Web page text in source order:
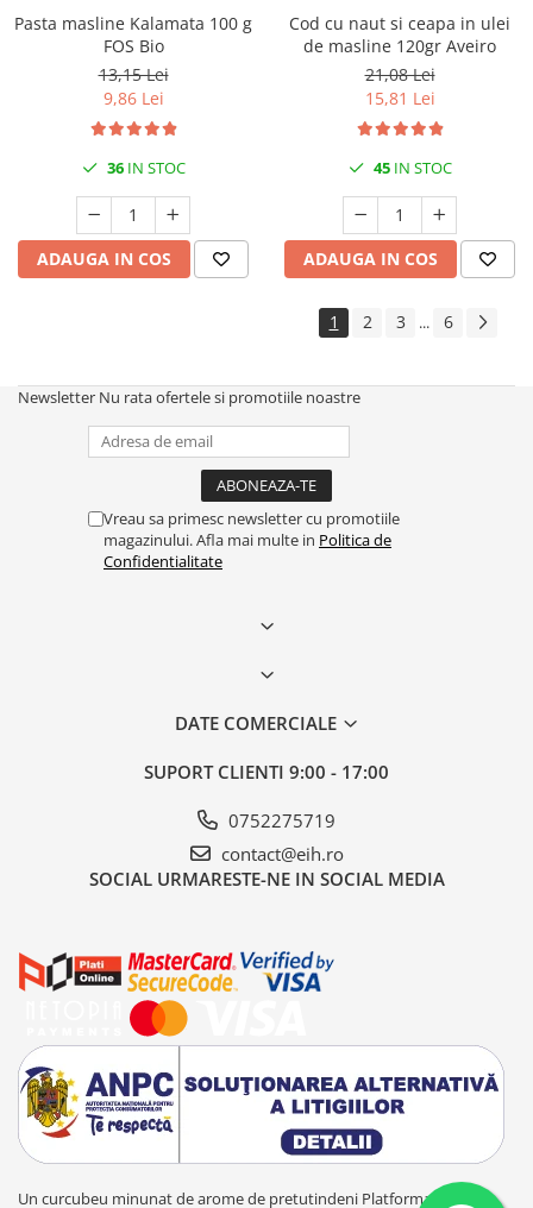
Pasta masline Kalamata 100 g
FOS Bio
13,15 Lei
9,86 Lei
36IN STOC
ADAUGA IN COS
Cod cu naut si ceapa in ulei
de masline 120gr Aveiro
21,08 Lei
15,81 Lei
45IN STOC
ADAUGA IN COS
1 2 3 ... 6
Newsletter Nu rata ofertele si promotiile noastre
Vreau sa primesc newsletter cu promotiile
magazinului. Afla mai multe in Politica de
Confidentialitate
DATE COMERCIALE
SUPORT CLIENTI 9:00 - 17:00
0752275719
contact@eih.ro
SOCIAL URMARESTE-NE IN SOCIAL MEDIA
Un curcubeu minunat de arome de pretutindeni Platforma E-